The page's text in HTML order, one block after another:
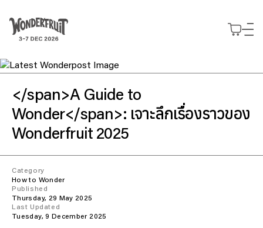
สรุปยอดชำระเงิน
ยอดก่อนรวมภาษี
ส่วนลด
ยอดรวมสุทธิ THB0
Use your preferred
Continue with Google
Continue with email
Continue with phone number
แนวคิด
GUIDING PRINCIPLES
พันธกิจ
แนวทางที่เป็นหัวใจของเรา
Decade of Wonder
10 ปีแห่งการสร้างสรรค์
The Pineapple Eyes
ผองเพื่อนผู้ใกล้ชิดของเรา
EXTENDED STORIES
คลังเรื่องราว
สำรวจ
รายละเอียดกิจกรรม
สำรวจโปรแกรม Wonderfruit 2026
Wonderpost
สถานที่จัดกิจกรรม
พื้นที่สำหรับการแสดงออก
แกลเลอรี่
ภาพบรรยากาศจาก The Fields
พาร์ตเนอร์
แบรนด์ที่ร่วมงานกับเรา
บัตร
ซื้อบัตร
บัตร Wonderfruit 2026 ประเภทต่างๆ
Journeys
จองประสบการณ์พิเศษล่วงหน้า
รถรับส่ง
บริการรับส่งถึง The Fields
ที่จอดรถ
บริการลานจอดรถ
ที่พัก
Slow Wonder
สุนทรียภาพแห่งการพักผ่อนในThe Fields
Boutique Camping
General Camping
Wonderers ที่นำเต็นท์มาเอง
โรงแรม
ที่พักพาร์ตเนอร์
เข้าร่วมงาน
ร่วมงานกับเรา
พื้นที่แจ้งเกิดสำหรับศิลปินอิสระ
งาน
มาร่วมทีมกับเรา
</span>A Guide to
Wonder</span>: เจาะลึกเรื่องราวของ
Wonderfruit 2025
Category
How to Wonder
Published
Thursday, 29 May 2025
Last Updated
Tuesday, 9 December 2025